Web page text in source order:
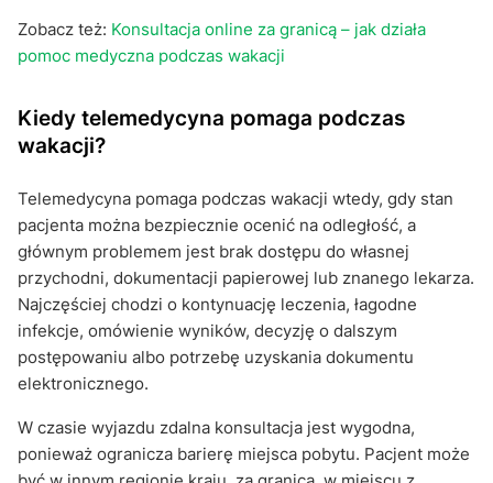
Zobacz też: Konsultacja online za granicą – jak działa
pomoc medyczna podczas wakacji
Kiedy telemedycyna pomaga podczas
wakacji?
Telemedycyna pomaga podczas wakacji wtedy, gdy stan
pacjenta można bezpiecznie ocenić na odległość, a
głównym problemem jest brak dostępu do własnej
przychodni, dokumentacji papierowej lub znanego lekarza.
Najczęściej chodzi o kontynuację leczenia, łagodne
infekcje, omówienie wyników, decyzję o dalszym
postępowaniu albo potrzebę uzyskania dokumentu
elektronicznego.
W czasie wyjazdu zdalna konsultacja jest wygodna,
ponieważ ogranicza barierę miejsca pobytu. Pacjent może